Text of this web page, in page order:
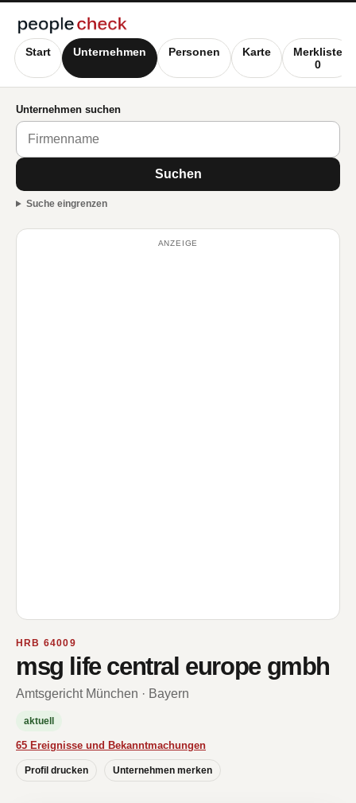
Start Unternehmen Personen Karte
Merkliste
0
Unternehmen suchen
Suchen
Suche eingrenzen
ANZEIGE
HRB 64009
msg life central europe gmbh
Amtsgericht München · Bayern
aktuell
65 Ereignisse und Bekanntmachungen
Profil drucken Unternehmen merken